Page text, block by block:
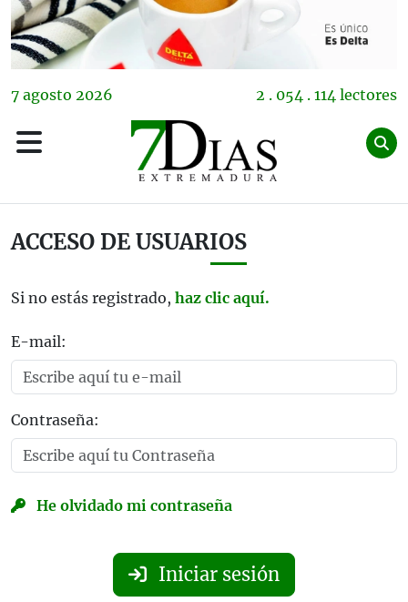
7 agosto 2026 2 . 054 . 114 lectores
ACCESO DE USUARIOS
Si no estás registrado, haz clic aquí.
E-mail:
Contraseña:
He olvidado mi contraseña
Iniciar sesión